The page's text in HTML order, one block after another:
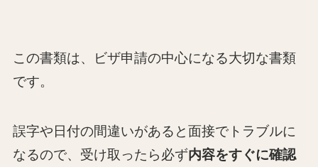
この書類は、ビザ申請の中心になる大切な書類
です。
誤字や日付の間違いがあると面接でトラブルに
なるので、受け取ったら必ず内容をすぐに確認